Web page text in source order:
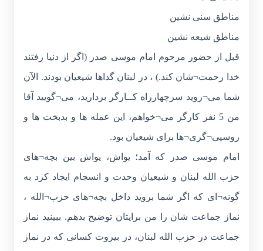
مناطق سنی نشین
مناطق شیعه نشین
قبل از حضور مرحوم امام موسی صدر (اگر از دنیا رفتند
خدا رحمت¬شان کند.) ، در لبنان گداها شیعیان بودند. الآن
شما می¬روید سرچهارراه کــارگر بردارید، می¬گویید آقا
من 5 نفر کارگر می¬خواهم، این عمله ها و بدبخت ها و
روسپی¬گری¬ها برای شیعیان بود.
امام موسی صدر که آمد؛ یواش، یواش بین بچه¬های
حزب الله لبنان و شیعیان وحدت و انسجام ایجاد کرد به
گونه¬ای که اگر شما بروید داخل بچه¬های حزب¬الله ،
نماز جماعت شان را من برایتان توضیح بدهم. ببینید نماز
جماعت در حزب الله لبنان، در بیروت کسانی که در نماز